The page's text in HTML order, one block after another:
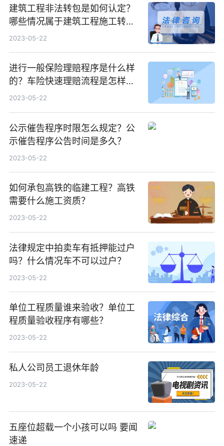
建筑工程非法转包是如何认定？
哪些情况属于建筑工程施工转包
违法分包？
2023-05-22
进行一般保险理赔程序是什么样
的？车险快速理赔流程是怎样
的？
2023-05-22
公示催告程序时限怎么规定？公
示催告程序公告时间是多久？
2023-05-22
如何承包高铁的临建工程？高铁
需要什么施工资质？
2023-05-22
法律规定中拍卖车有抵押能过户
吗？什么情况车不可以过户？
2023-05-22
单位工程质量谁来验收？单位工
程质量验收程序有哪些？
2023-05-22
私人公司员工退休年龄
2023-05-22
五座位超载一个小孩可以吗 要闻
速递